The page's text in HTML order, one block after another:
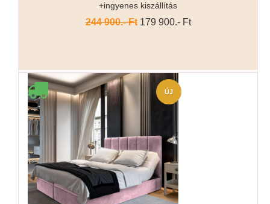
+ingyenes kiszállítás
244 900.- Ft179 900.- Ft
ÚJ